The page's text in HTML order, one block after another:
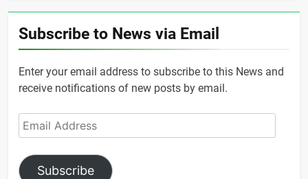
Subscribe to News via Email
Enter your email address to subscribe to this News and
receive notifications of new posts by email.
Email
Address
Subscribe